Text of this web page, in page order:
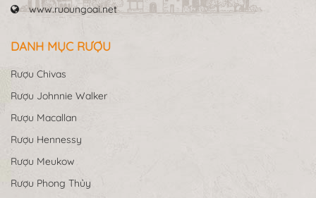
www.ruoungoai.net
DANH MỤC RƯỢU
Rượu Chivas
Rượu Johnnie Walker
Rượu Macallan
Rượu Hennessy
Rượu Meukow
Rượu Phong Thủy